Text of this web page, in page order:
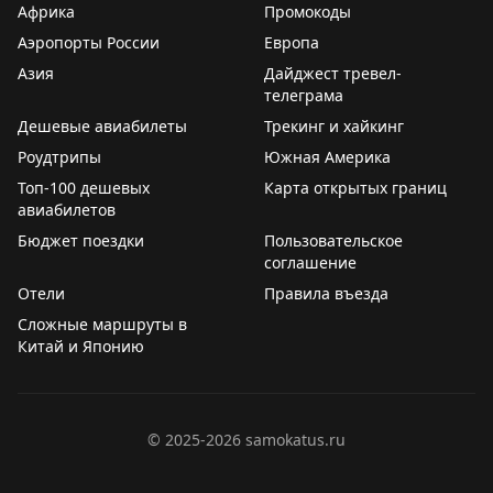
particulièrement le jazz sénégalais et souhaite accueillir
des musiciens sénégalais dans le cadre de festivals de
jazz organisés en Russie.
Par ailleurs, le Centre de Diplomatie Publique et le
Groupe de vision stratégique ont proposé d’organiser
une exposition de
chamaïls tatars, qui sera présentée
dans le cadre de la XVIᵉ Biennale d’art contemporain
africain Dak’Art, prévue en novembre–décembre 2026.
Африка
Промокоды
Аэропорты России
Европа
Азия
Дайджест тревел-
телеграма
Дешевые авиабилеты
Трекинг и хайкинг
Роудтрипы
Южная Америка
Топ-100 дешевых
авиабилетов
Карта открытых границ
Бюджет поездки
Пользовательское
соглашение
Отели
Правила въезда
Сложные маршруты в
Китай и Японию
© 2025-2026 samokatus.ru